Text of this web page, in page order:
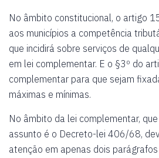
No âmbito constitucional, o artigo
aos municípios a competência
que incidirá sobre serviços de
em lei complementar. E o §3º do
complementar para que sejam
máximas e mínimas.
No âmbito da lei complementar,
assunto é o Decreto-lei 406/68,
atenção em apenas dois